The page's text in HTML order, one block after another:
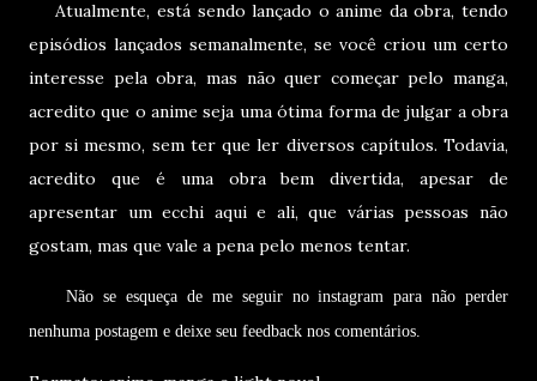
Atualmente, está sendo lançado o anime da obra, tendo
episódios lançados semanalmente, se você criou um certo
interesse pela obra, mas não quer começar pelo manga,
acredito que o anime seja uma ótima forma de julgar a obra
por si mesmo, sem ter que ler diversos capítulos. Todavia,
acredito que é uma obra bem divertida, apesar de
apresentar um ecchi aqui e ali, que várias pessoas não
gostam, mas que vale a pena pelo menos tentar.
Não se esqueça de me seguir no instagram para não perder
nenhuma postagem e deixe seu feedback nos comentários.